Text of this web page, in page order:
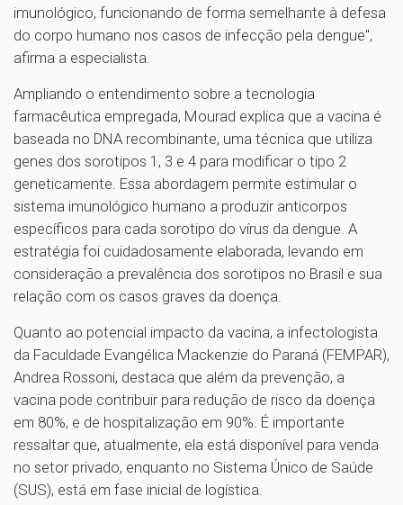
imunológico, funcionando de forma semelhante à defesa
do corpo humano nos casos de infecção pela dengue",
afirma a especialista.
Ampliando o entendimento sobre a tecnologia
farmacêutica empregada, Mourad explica que a vacina é
baseada no DNA recombinante, uma técnica que utiliza
genes dos sorotipos 1, 3 e 4 para modificar o tipo 2
geneticamente. Essa abordagem permite estimular o
sistema imunológico humano a produzir anticorpos
específicos para cada sorotipo do vírus da dengue. A
estratégia foi cuidadosamente elaborada, levando em
consideração a prevalência dos sorotipos no Brasil e sua
relação com os casos graves da doença.
Quanto ao potencial impacto da vacina, a infectologista
da Faculdade Evangélica Mackenzie do Paraná (FEMPAR),
Andrea Rossoni, destaca que além da prevenção, a
vacina pode contribuir para redução de risco da doença
em 80%, e de hospitalização em 90%. É importante
ressaltar que, atualmente, ela está disponível para venda
no setor privado, enquanto no Sistema Único de Saúde
(SUS), está em fase inicial de logística.